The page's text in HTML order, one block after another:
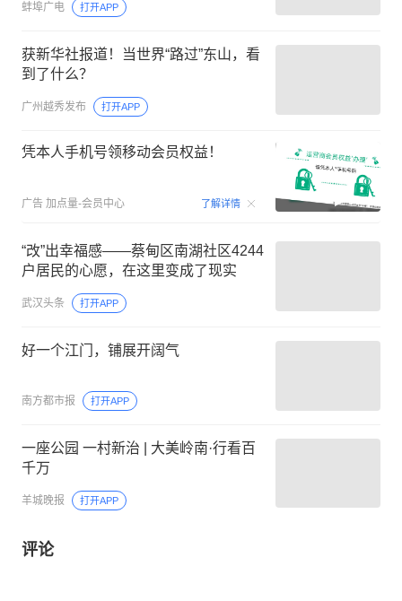
蚌埠广电 打开APP
获新华社报道！当世界“路过”东山，看
到了什么？
广州越秀发布 打开APP
凭本人手机号领移动会员权益！
广告 加点量-会员中心 了解详情 00:15
“改”出幸福感——蔡甸区南湖社区4244
户居民的心愿，在这里变成了现实
武汉头条 打开APP
好一个江门，铺展开阔气
南方都市报 打开APP
一座公园 一村新治 | 大美岭南·行看百
千万
羊城晚报 打开APP
评论